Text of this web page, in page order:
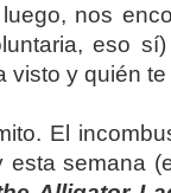
nos
eso
visto y quién
El
semana